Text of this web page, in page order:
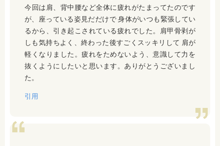
今回は肩、背中腰など全体に疲れがたまってたのです
が、座っている姿見だだけで 身体がいつも緊張してい
るから、引き起こされている疲れでした。肩甲骨剥が
しも気持ちよく、終わった後すごくスッキリして 肩が
軽くなりました。疲れをためないよう、意識して力を
抜くようにしたいと思います。ありがとうございまし
た。
引用